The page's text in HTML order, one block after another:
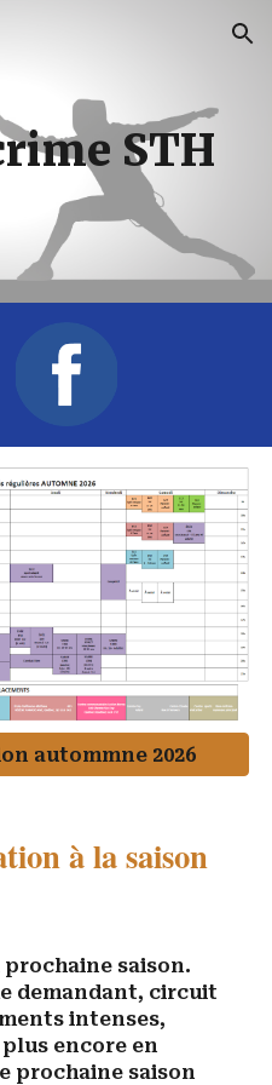
Skip to navigation
STH
autommne 2026
à la saison
saison.
demandant, circuit
intenses,
encore en
prochaine saison